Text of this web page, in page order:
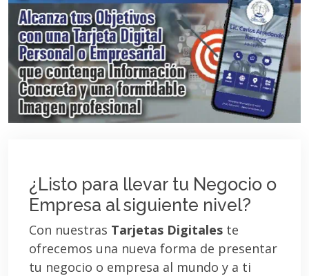
¿Listo para llevar tu Negocio o
Empresa al siguiente nivel?
Con nuestras Tarjetas Digitales te
ofrecemos una nueva forma de presentar
tu negocio o empresa al mundo y a ti